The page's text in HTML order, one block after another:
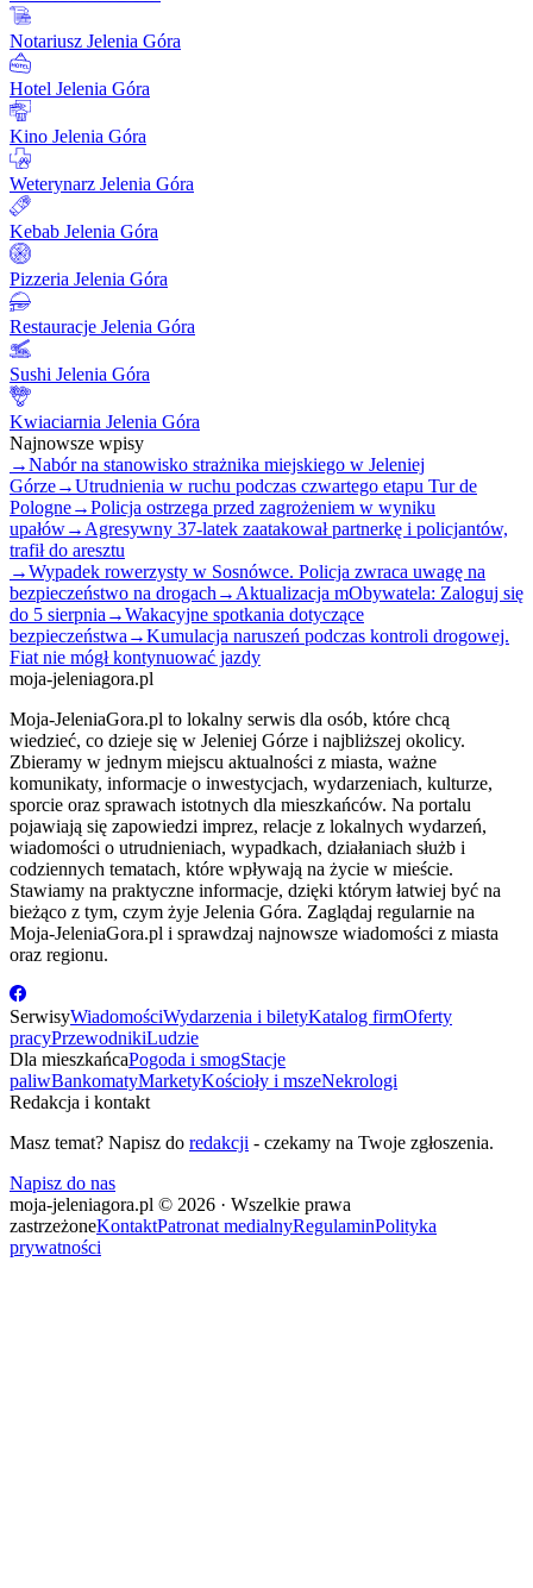
Notariusz Jelenia Góra
Hotel Jelenia Góra
Kino Jelenia Góra
Weterynarz Jelenia Góra
Kebab Jelenia Góra
Pizzeria Jelenia Góra
Restauracje Jelenia Góra
Sushi Jelenia Góra
Kwiaciarnia Jelenia Góra
Najnowsze wpisy
→Nabór na stanowisko strażnika miejskiego w Jeleniej
Górze→Utrudnienia w ruchu podczas czwartego etapu Tur de
Pologne→Policja ostrzega przed zagrożeniem w wyniku
upałów→ Agresywny 37-latek zaatakował partnerkę i policjantów,
trafił do aresztu
→Wypadek rowerzysty w Sosnówce. Policja zwraca uwagę na
bezpieczeństwo na drogach → Aktualizacja mObywatela: Zaloguj się
do 5 sierpnia →Wakacyjne spotkania dotyczące
bezpieczeństwa →Kumulacja naruszeń podczas kontroli drogowej.
Fiat nie mógł kontynuować jazdy
moja-jeleniagora.pl
Moja-JeleniaGora.pl to lokalny serwis dla osób, które chcą
wiedzieć, co dzieje się w Jeleniej Górze i najbliższej okolicy.
Zbieramy w jednym miejscu aktualności z miasta, ważne
komunikaty, informacje o inwestycjach, wydarzeniach, kulturze,
sporcie oraz sprawach istotnych dla mieszkańców. Na portalu
pojawiają się zapowiedzi imprez, relacje z lokalnych wydarzeń,
wiadomości o utrudnieniach, wypadkach, działaniach służb i
codziennych tematach, które wpływają na życie w mieście.
Stawiamy na praktyczne informacje, dzięki którym łatwiej być na
bieżąco z tym, czym żyje Jelenia Góra. Zaglądaj regularnie na
Moja-JeleniaGora.pl i sprawdzaj najnowsze wiadomości z miasta
oraz regionu.
SerwisyWiadomościWydarzenia i biletyKatalog firmOferty
pracyPrzewodnikiLudzie
Dla mieszkańcaPogoda i smogStacje
paliwBankomatyMarketyKościoły i mszeNekrologi
Redakcja i kontakt
Masz temat? Napisz do redakcji - czekamy na Twoje zgłoszenia.
Napisz do nas
moja-jeleniagora.pl © 2026 · Wszelkie prawa
zastrzeżoneKontaktPatronat medialnyRegulaminPolityka
prywatności